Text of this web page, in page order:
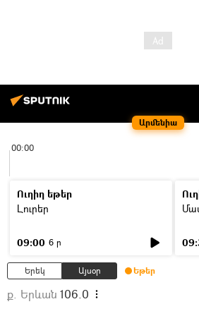
Արմենիա
00:00
Ուղիղ եթեր
Լուրեր
09:00 6 ր
Երեկ Այսօր Եթեր
ք. Երևան 106.0